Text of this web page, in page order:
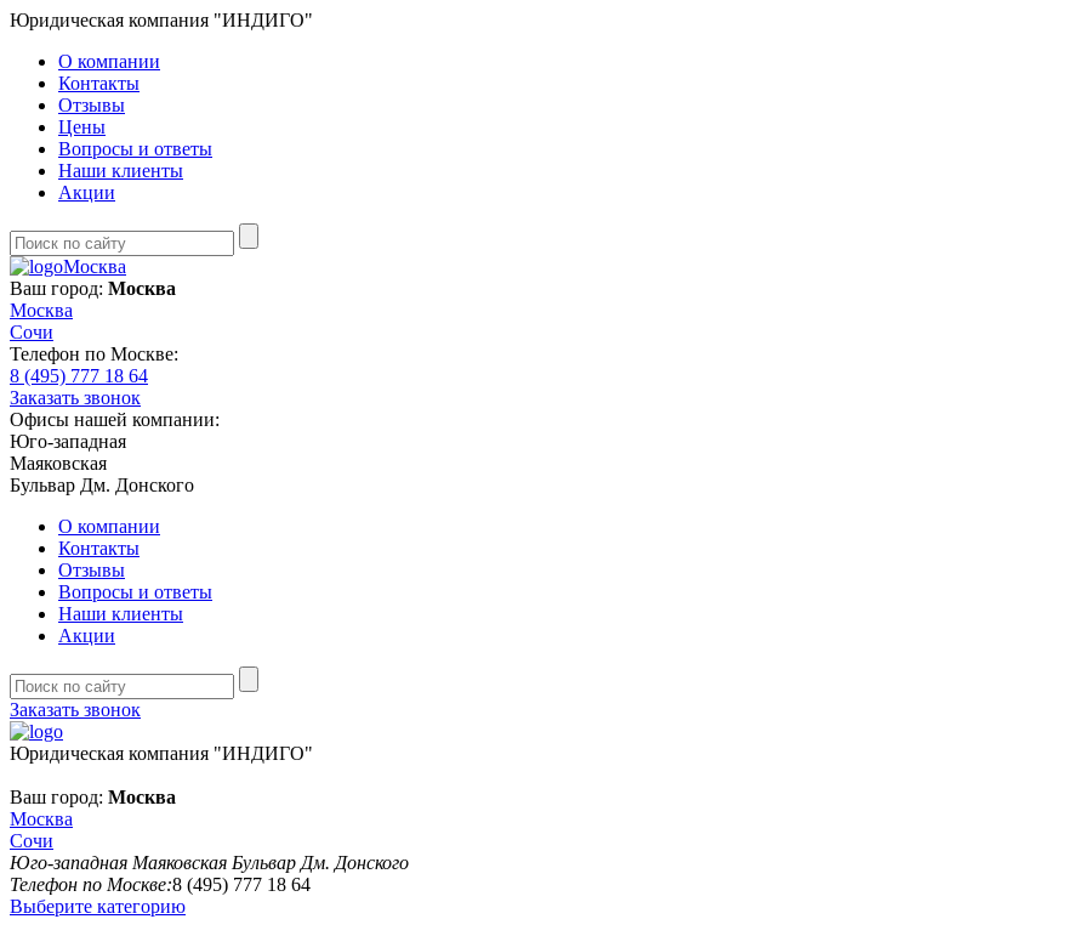
Юридическая компания "ИНДИГО"
О компании
Контакты
Отзывы
Цены
Вопросы и ответы
Наши клиенты
Акции
Москва
Ваш город: Москва
Москва
Сочи
Телефон по Москве:
8 (495) 777 18 64
Заказать звонок
Офисы нашей компании:
Юго-западная
Маяковская
Бульвар Дм. Донского
О компании
Контакты
Отзывы
Вопросы и ответы
Наши клиенты
Акции
Заказать звонок
Юридическая компания "ИНДИГО"
Ваш город: Москва
Москва
Сочи
Юго-западная Маяковская Бульвар Дм. Донского
Телефон по Москве:8 (495) 777 18 64
Выберите категорию